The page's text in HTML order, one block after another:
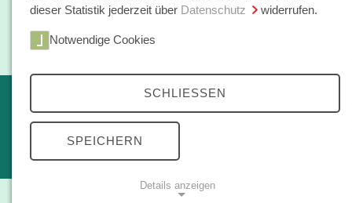
Home
Bücher / E-Books
Themen
kleine reihe
Open Access
dieser Statistik jederzeit über Datenschutz widerrufen.
Notwendige Cookies
SCHLIESSEN
SPEICHERN
Details anzeigen